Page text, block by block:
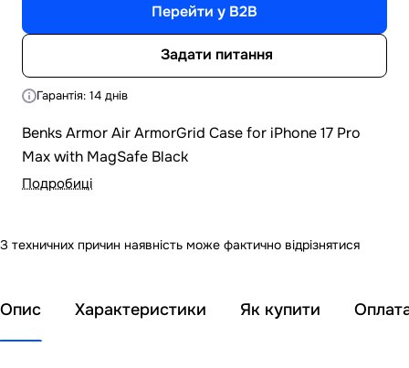
Перейти у B2B
Задати питання
Гарантія: 14 днів
Benks Armor Air ArmorGrid Case for iPhone 17 Pro
Max with MagSafe Black
Подробиці
З техничних причин наявність може фактично відрізнятися
Опис Характеристики Як купити